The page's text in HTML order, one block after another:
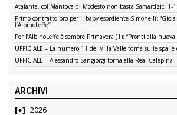
Atalanta, col Mantova di Modesto non basta Samardzic: 1-1
Primo contratto pro per il baby esordiente Simonelli:
l’AlbinoLeffe”
Per l’AlbinoLeffe è sempre Primavera (1): “Pronti alla
UFFICIALE – La numero 11 del Villa Valle torna sulle
UFFICIALE – Alessandro Sangiorgi torna alla Real Calepina
ARCHIVI
2026